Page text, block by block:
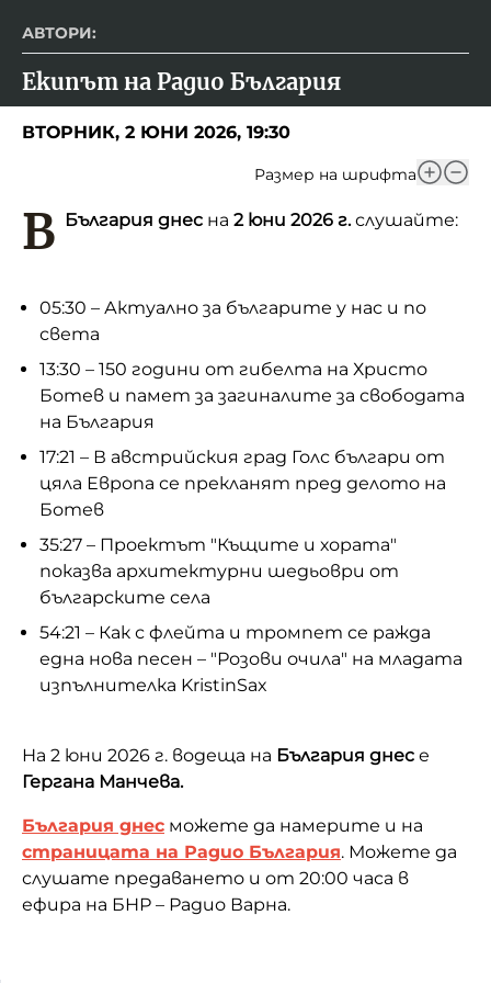
АВТОРИ:
Екипът на Радио България
ВТОРНИК, 2 ЮНИ 2026, 19:30
Размер на шрифта
В България днес на 2 юни 2026 г.слушайте:
05:30 – Актуално за българите у нас и по
света
13:30 – 150 години от гибелта на Христо
Ботев и памет за загиналите за свободата
на България
17:21 – В австрийския град Голс българи от
цяла Европа се прекланят пред делото на
Ботев
35:27 – Проектът "Къщите и хората"
показва архитектурни шедьоври от
българските села
54:21 – Как с флейта и тромпет се ражда
една нова песен – "Розови очила" на младата
изпълнителка KristinSax
На 2 юни 2026 г. водеща на България днес е
Гергана Манчева.
България днес можете да намерите и на
страницата на Радио България. Можете да
слушате предаването и от 20:00 часа в
ефира на БНР – Радио Варна.